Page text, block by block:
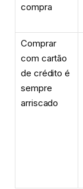
compra
Comprar
com cartão
de crédito é
sempre
arriscado